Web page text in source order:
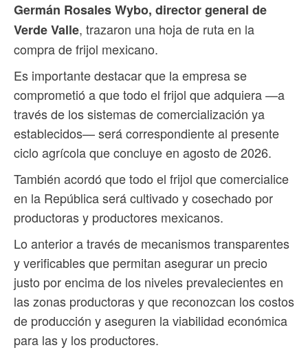
Germán Rosales Wybo, director general de
Verde Valle, trazaron una hoja de ruta en la
compra de frijol mexicano.
Es importante destacar que la empresa se
comprometió a que todo el frijol que adquiera —a
través de los sistemas de comercialización ya
establecidos— será correspondiente al presente
ciclo agrícola que concluye en agosto de 2026.
También acordó que todo el frijol que comercialice
en la República será cultivado y cosechado por
productoras y productores mexicanos.
Lo anterior a través de mecanismos transparentes
y verificables que permitan asegurar un precio
justo por encima de los niveles prevalecientes en
las zonas productoras y que reconozcan los costos
de producción y aseguren la viabilidad económica
para las y los productores.